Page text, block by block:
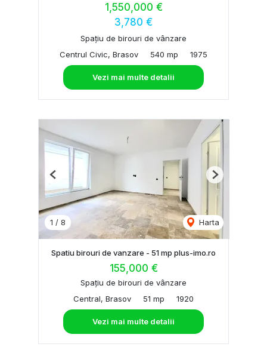
1,550,000 €
3,780 €
Spațiu de birouri de vânzare
Centrul Civic, Brasov
540 mp 1975
Vezi mai multe detalii
1 / 8 Harta
Previous Next
Spatiu birouri de vanzare - 51 mp plus-imo.ro
155,000 €
Spațiu de birouri de vânzare
Central, Brasov
51 mp 1920
Vezi mai multe detalii